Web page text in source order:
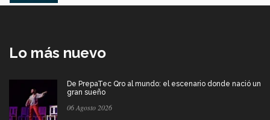
Lo más nuevo
De PrepaTec Qro al mundo: el escenario donde nació un
gran sueño
06 Agosto 2026